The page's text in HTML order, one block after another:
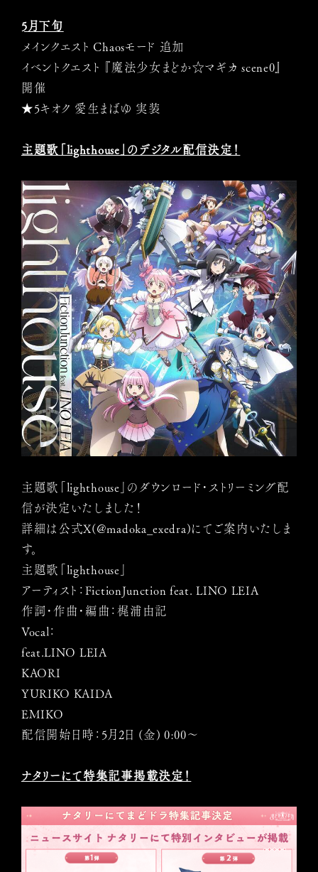
5月下旬
メインクエスト Chaosモード 追加
イベントクエスト 『魔法少女まどか☆マギカ scene0』
開催
★5キオク 愛生まばゆ 実装
主題歌「lighthouse」のデジタル配信決定！
主題歌「lighthouse」のダウンロード・ストリーミング配
信が決定いたしました！
詳細は公式X(@madoka_exedra)にてご案内いたしま
す。
主題歌「lighthouse」
アーティスト：FictionJunction feat. LINO LEIA
作詞・作曲・編曲：梶浦由記
Vocal：
feat.LINO LEIA
KAORI
YURIKO KAIDA
EMIKO
配信開始日時：5月2日 (金) 0:00～
ナタリーにて特集記事掲載決定！